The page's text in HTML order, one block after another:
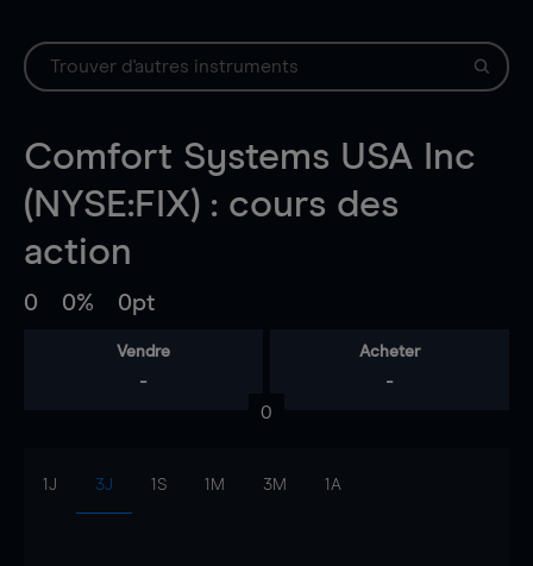
Comfort Systems USA Inc
(NYSE:FIX) : cours des
action
0 0% 0pt
Vendre
-
Acheter
-
0
1J 3J 1S 1M 3M 1A